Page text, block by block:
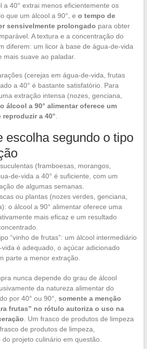
a 40° extrai menos eficientemente os
que um álcool a 90°, e o tempo de
sensivelmente prolongado para obter
A textura e a concentração do
diferem: um licor à base de água-de-vida
mais suave ao paladar.
(cerejas em água-de-vida, frutas
a 40° é bastante satisfatório. Para
extração intensa (nozes, genciana,
o álcool a 90° alimentar oferece um
a 40°.
escolha segundo o tipo
(framboesas, morangos,
de-vida a 40° é suficiente, com um
de algumas semanas.
ou plantas (nozes verdes, genciana,
o álcool a 90° alimentar oferece uma
mais eficaz e um resultado
“vinho de frutas”: um álcool intermediário
é adequado, o açúcar adicionado
parte a menor extração.
nunca depende do grau de álcool
da natureza alimentar do
por 40° ou 90°, somente a menção
frutas” no rótulo autoriza o uso na
. Um frasco de produtos de limpeza
de produtos de limpeza,
projeto culinário em questão.